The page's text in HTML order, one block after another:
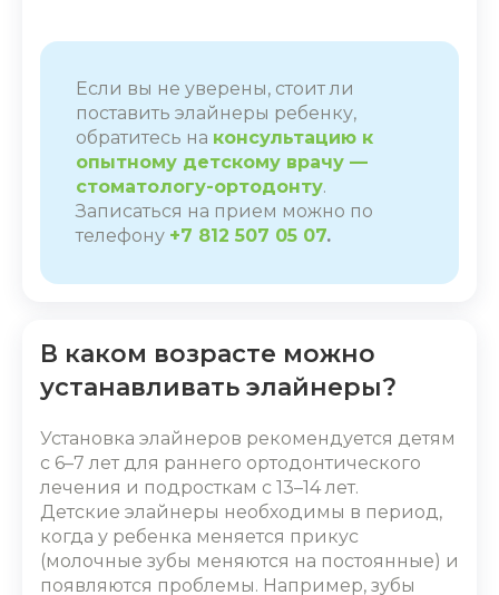
Если вы не уверены, стоит ли
поставить элайнеры ребенку,
обратитесь на консультацию к
опытному детскому врачу —
стоматологу-ортодонту.
Записаться на прием можно по
телефону +7 812 507 05 07.
В каком возрасте можно
устанавливать элайнеры?
Установка элайнеров рекомендуется детям
с 6–7 лет для раннего ортодонтического
лечения и подросткам с 13–14 лет.
Детские элайнеры необходимы в период,
когда у ребенка меняется прикус
(молочные зубы меняются на постоянные) и
появляются проблемы. Например, зубы